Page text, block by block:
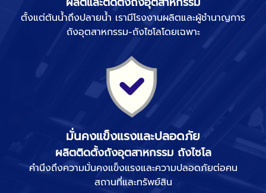
ตั้งแต่ต้นน้ำถึงปลายน้ำ เรามีโรงงานผลิตและผู้ชำนาญการ
ถังอุตสาหกรรม-ถังไซโลโดยเฉพาะ
มั่นคงแข็งแรงและปลอดภัย
ผลิตติดตั้งถังอุตสาหกรรม ถังไซโล
คำนึงถึงความมั่นคงแข็งแรงและความปลอดภัยต่อคน
สถานที่และทรัพย์สิน